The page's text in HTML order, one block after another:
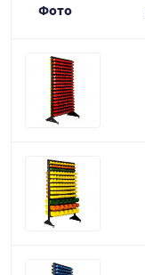
Фото